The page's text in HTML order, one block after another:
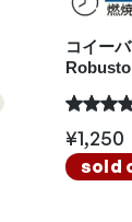
コイー
Robusto
¥1,250
sold